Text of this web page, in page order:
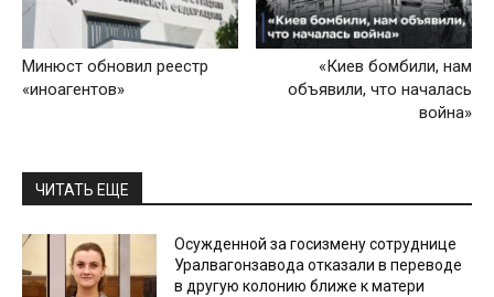
Минюст обновил реестр
«иноагентов»
«Киев бомбили, нам
объявили, что началась
война»
ЧИТАТЬ ЕЩЕ
Осужденной за госизмену сотруднице
Уралвагонзавода отказали в переводе
в другую колонию ближе к матери